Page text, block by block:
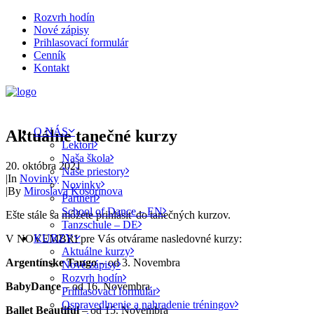
Rozvrh hodín
Nové zápisy
Prihlasovací formulár
Cenník
Kontakt
O NÁS
Lektori
Naša škola
Naše priestory
Novinky
Partneri
School of Dance – EN
Tanzschule – DE
KURZY
Aktuálne kurzy
Nové zápisy
Rozvrh hodín
Prihlasovací formulár
Ospravedlnenie a nahradenie tréningov
Aktuálne tanečné kurzy
20. októbra 2021
|In Novinky
|By Miroslava Kosorinova
Ešte stále sa môžete prihlásiť do tanečných kurzov.
V NOVEMBRI pre Vás otvárame nasledovné kurzy:
Argentínske Tango– od 3. Novembra
BabyDance– od 16. Novembra
Ballet Beautiful– od 15. Novembra